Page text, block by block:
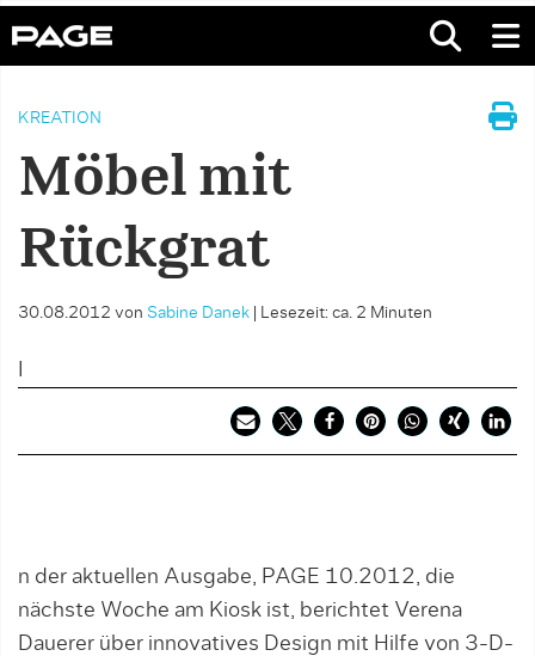
KREATION
Möbel mit
Rückgrat
30.08.2012 von Sabine Danek Lesezeit: ca. 2 Minuten
n der aktuellen Ausgabe, PAGE 10.2012, die
nächste Woche am Kiosk ist, berichtet Verena
Dauerer über innovatives Design mit Hilfe von 3-D-